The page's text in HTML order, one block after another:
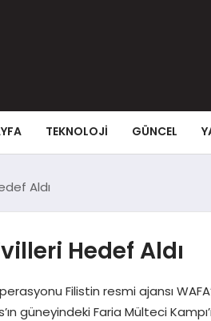
TEKNOLOJI GÜNCEL
Aldı
Hedef Aldı
Filistin resmi ajansı
güneyindeki Faria Mülteci